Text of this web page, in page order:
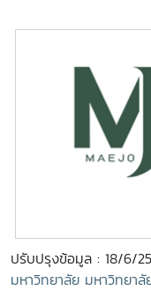
ปรับปรุงข้อมูล : 18/6/
มหาวิทยาลัย มหาวิทยาลั